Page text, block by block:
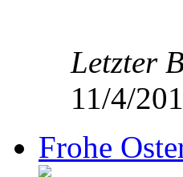
Letzter
11/4/
Frohe